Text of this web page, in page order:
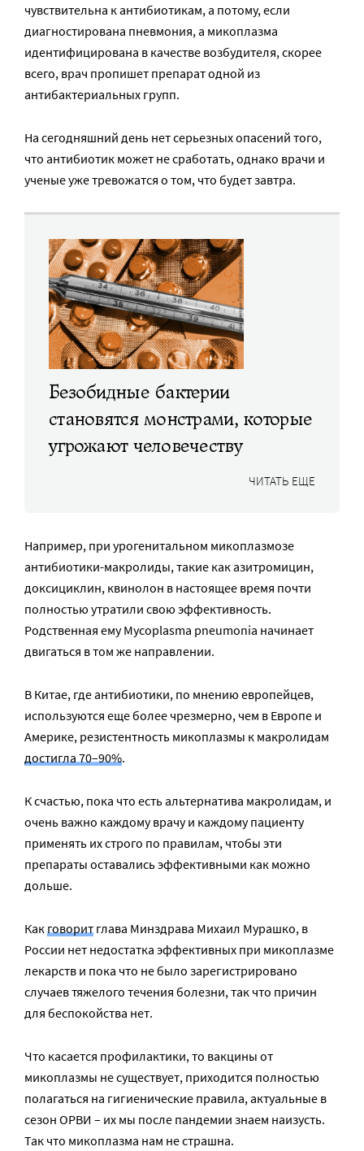
чувствительна к антибиотикам, а потому, если
диагностирована пневмония, а микоплазма
идентифицирована в качестве возбудителя, скорее
всего, врач пропишет препарат одной из
антибактериальных групп.
На сегодняшний день нет серьезных опасений того,
что антибиотик может не сработать, однако врачи и
ученые уже тревожатся о том, что будет завтра.
Безобидные бактерии
становятся монстрами, которые
угрожают человечеству
ЧИТАТЬ ЕЩЕ
Например, при урогенитальном микоплазмозе
антибиотики-макролиды, такие как азитромицин,
доксициклин, квинолон в настоящее время почти
полностью утратили свою эффективность.
Родственная ему Mycoplasma pneumonia начинает
двигаться в том же направлении.
В Китае, где антибиотики, по мнению европейцев,
используются еще более чрезмерно, чем в Европе и
Америке, резистентность микоплазмы к макролидам
достигла 70–90%.
К счастью, пока что есть альтернатива макролидам, и
очень важно каждому врачу и каждому пациенту
применять их строго по правилам, чтобы эти
препараты оставались эффективными как можно
дольше.
Как говорит глава Минздрава Михаил Мурашко, в
России нет недостатка эффективных при микоплазме
лекарств и пока что не было зарегистрировано
случаев тяжелого течения болезни, так что причин
для беспокойства нет.
Что касается профилактики, то вакцины от
микоплазмы не существует, приходится полностью
полагаться на гигиенические правила, актуальные в
сезон ОРВИ – их мы после пандемии знаем наизусть.
Так что микоплазма нам не страшна.